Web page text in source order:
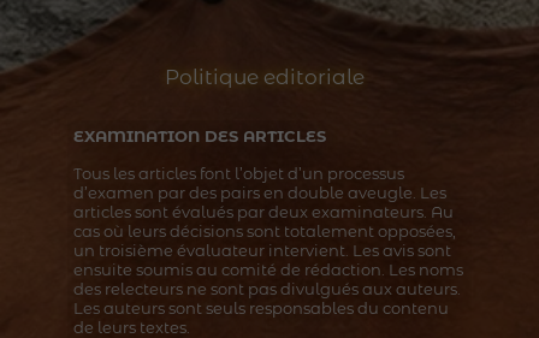
Politique editoriale
EXAMINATION DES ARTICLES
Tous les articles font l’objet d’un processus
d’examen par des pairs en double aveugle. Les
articles sont évalués par deux examinateurs. Au
cas où leurs décisions sont totalement opposées,
un troisième évaluateur intervient. Les avis sont
ensuite soumis au comité de rédaction. Les noms
des relecteurs ne sont pas divulgués aux auteurs.
Les auteurs sont seuls responsables du contenu
de leurs textes.